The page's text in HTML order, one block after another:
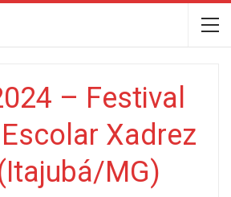
– Festival
Xadrez
MG)